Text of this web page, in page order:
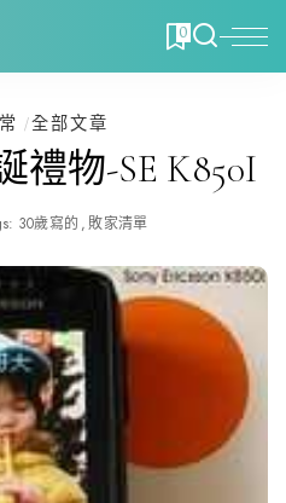
0
全部文章
禮物-SE K850I
30歲寫的 敗家清單